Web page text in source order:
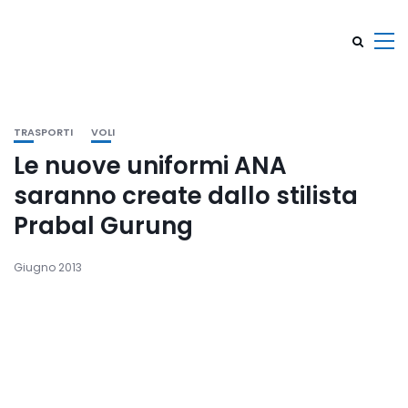
TRASPORTI VOLI
Le nuove uniformi ANA
saranno create dallo stilista
Prabal Gurung
Giugno 2013